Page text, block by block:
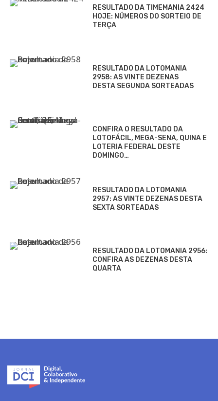
RESULTADO DA TIMEMANIA 2424
HOJE: NÚMEROS DO SORTEIO DE
TERÇA
RESULTADO DA LOTOMANIA
2958: AS VINTE DEZENAS
DESTA SEGUNDA SORTEADAS
CONFIRA O RESULTADO DA
LOTOFÁCIL, MEGA-SENA, QUINA E
LOTERIA FEDERAL DESTE
DOMINGO…
RESULTADO DA LOTOMANIA
2957: AS VINTE DEZENAS DESTA
SEXTA SORTEADAS
RESULTADO DA LOTOMANIA 2956:
CONFIRA AS DEZENAS DESTA
QUARTA